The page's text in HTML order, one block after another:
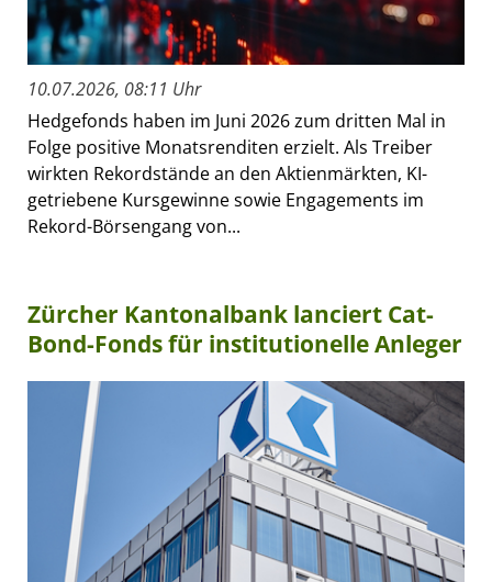
10.07.2026, 08:11 Uhr
Hedgefonds haben im Juni 2026 zum dritten Mal in
Folge positive Monatsrenditen erzielt. Als Treiber
wirkten Rekordstände an den Aktienmärkten, KI-
getriebene Kursgewinne sowie Engagements im
Rekord-Börsengang von...
Zürcher Kantonalbank lanciert Cat-
Bond-Fonds für institutionelle Anleger